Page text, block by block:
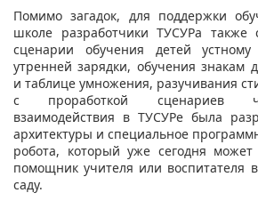
Помимо загадок, для поддержки
школе разработчики ТУСУРа также
сценарии обучения детей устному
утренней зарядки, обучения знакам
и таблице умножения, разучивания
с проработкой сценариев
взаимодействия в ТУСУРе была
архитектуры и специальное
робота, который уже сегодня может
помощник учителя или воспитателя
саду.